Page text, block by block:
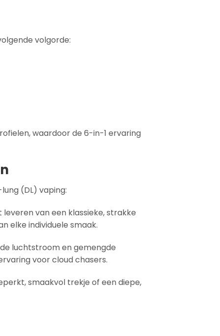
volgorde:
waardoor de 6-in-1 ervaring
(DL) vaping:
van een klassieke, strakke
elke individuele smaak.
luchtstroom en gemengde
voor cloud chasers.
smaakvol trekje of een diepe,